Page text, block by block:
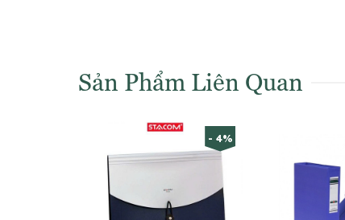
Sản Phẩm Liên Quan
- 4%